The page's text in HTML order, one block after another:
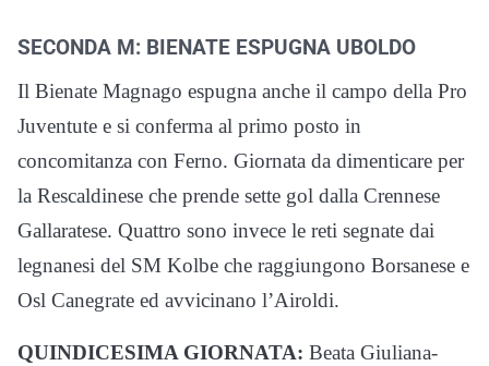
SECONDA M: BIENATE ESPUGNA UBOLDO
Il Bienate Magnago espugna anche il campo della Pro
Juventute e si conferma al primo posto in
concomitanza con Ferno. Giornata da dimenticare per
la Rescaldinese che prende sette gol dalla Crennese
Gallaratese. Quattro sono invece le reti segnate dai
legnanesi del SM Kolbe che raggiungono Borsanese e
Osl Canegrate ed avvicinano l’Airoldi.
QUINDICESIMA GIORNATA: Beata Giuliana-